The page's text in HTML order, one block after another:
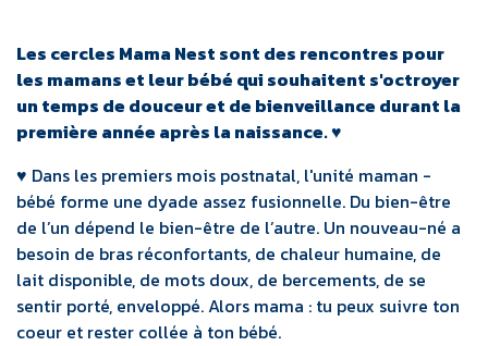
Les cercles Mama Nest sont des rencontres pour
les mamans et leur bébé qui souhaitent s'octroyer
un temps de douceur et de bienveillance durant la
première année après la naissance. ♥
♥ Dans les premiers mois postnatal, l'unité maman -
bébé forme une dyade assez fusionnelle. Du bien-être
de l’un dépend le bien-être de l’autre. Un nouveau-né a
besoin de bras réconfortants, de chaleur humaine, de
lait disponible, de mots doux, de bercements, de se
sentir porté, enveloppé. Alors mama : tu peux suivre ton
coeur et rester collée à ton bébé.